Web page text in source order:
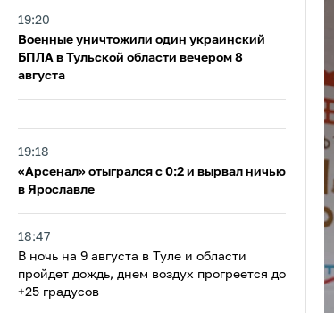
19:20
Военные уничтожили один украинский
БПЛА в Тульской области вечером 8
августа
19:18
«Арсенал» отыгрался с 0:2 и вырвал ничью
в Ярославле
18:47
В ночь на 9 августа в Туле и области
пройдет дождь, днем воздух прогреется до
+25 градусов